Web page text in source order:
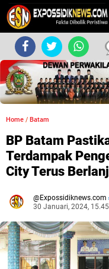
Home / Batam
BP Batam
Terdampak
City Terus
Expossidiknews.com
30 Januari, 2024, 15.45